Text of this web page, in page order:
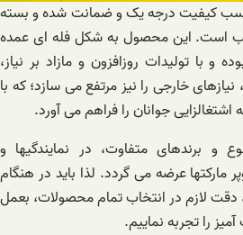
کیفیت درجه یک و ضمانت شده و بسته
است. این محصول به شکل فله ای عمده
و با تولیدات روزافزون و مازاد بر نیاز،
خارجی را نیز مرتفع می سازد؛ که با
جوانان را فراهم می آورد.
و برندهای متفاوت، در نمایندگیها و
مارکتها عرضه می گردد. لذا باید در هنگام
لازم در انتخاب تمام محصولات، بعمل
را تجربه نماییم.